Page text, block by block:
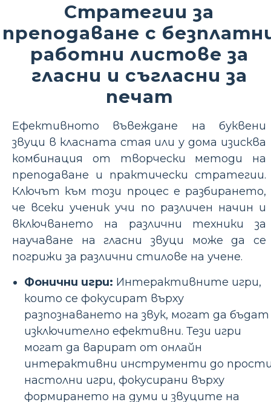
Стратегии за
преподаване с
работни листове за
гласни и съгласни за
печат
Ефективното въвеждане на буквени
звуци в класната стая или у дома изисква
комбинация от творчески методи на
преподаване и практически стратегии.
Ключът към този процес е разбирането,
че всеки ученик учи по различен начин и
включването на различни техники за
научаване на гласни звуци може да се
погрижи за различни стилове на учене.
Фонични игри: Интерактивните игри,
които се фокусират върху
разпознаването на звук, могат да бъдат
изключително ефективни. Тези игри
могат да варират от онлайн
интерактивни инструменти до
настолни игри, фокусирани върху
формирането на думи и звуците на